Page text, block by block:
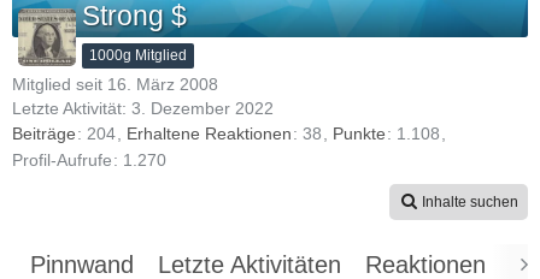
Strong $
1000g Mitglied
Mitglied seit 16. März 2008
Letzte Aktivität: 3. Dezember 2022
Beiträge
204 Erhaltene Reaktionen 38 Punkte
1.108
Profil-Aufrufe
1.270
Inhalte suchen
Pinnwand Letzte Aktivitäten Reaktionen